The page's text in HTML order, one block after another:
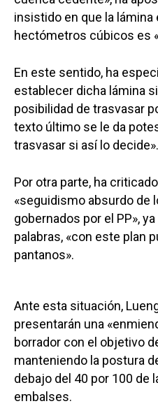
insistido en que la lámina
hectómetros cúbicos es
En este sentido, ha
establecer dicha lámina
posibilidad de trasvasar
texto último se le da
trasvasar si así lo decide».
Por otra parte, ha
«seguidismo absurdo de
gobernados por el PP»,
palabras, «con este plan
pantanos».
Ante esta situación,
presentarán una
borrador con el objetivo
manteniendo la postura
debajo del 40 por 100 de
embalses.